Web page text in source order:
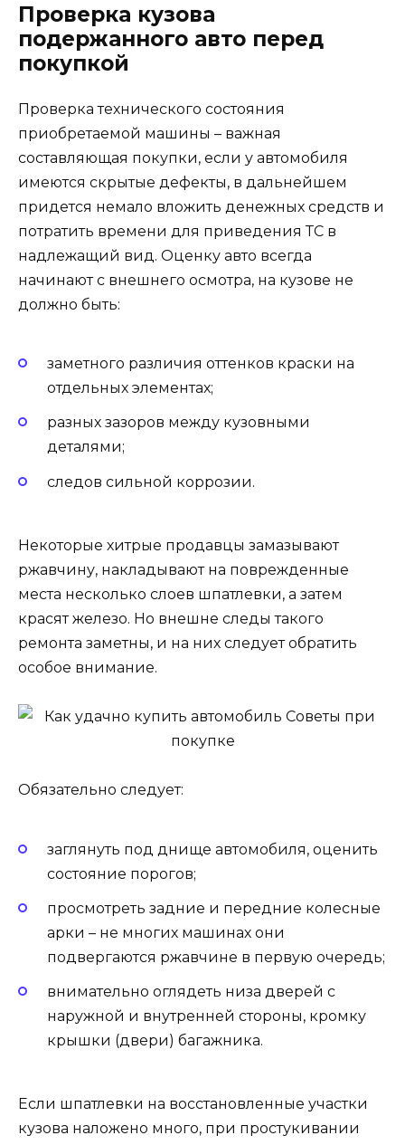
Проверка кузова
подержанного авто перед
покупкой
Проверка технического состояния
приобретаемой машины – важная
составляющая покупки, если у автомобиля
имеются скрытые дефекты, в дальнейшем
придется немало вложить денежных средств и
потратить времени для приведения ТС в
надлежащий вид. Оценку авто всегда
начинают с внешнего осмотра, на кузове не
должно быть:
заметного различия оттенков краски на
отдельных элементах;
разных зазоров между кузовными
деталями;
следов сильной коррозии.
Некоторые хитрые продавцы замазывают
ржавчину, накладывают на поврежденные
места несколько слоев шпатлевки, а затем
красят железо. Но внешне следы такого
ремонта заметны, и на них следует обратить
особое внимание.
Обязательно следует:
заглянуть под днище автомобиля, оценить
состояние порогов;
просмотреть задние и передние колесные
арки – не многих машинах они
подвергаются ржавчине в первую очередь;
внимательно оглядеть низа дверей с
наружной и внутренней стороны, кромку
крышки (двери) багажника.
Если шпатлевки на восстановленные участки
кузова наложено много, при простукивании